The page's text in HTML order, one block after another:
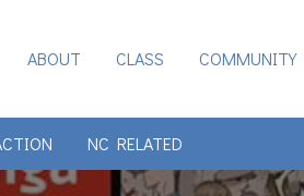
ABOUT CLASS COMMUNITY
NC RELATED